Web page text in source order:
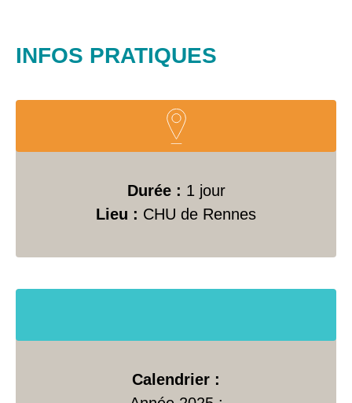
INFOS PRATIQUES
Durée : 1 jour
Lieu : CHU de Rennes
Calendrier :